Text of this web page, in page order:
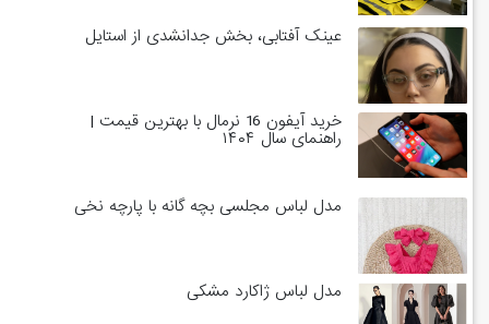
عینک آفتابی، بخش جدانشدی از استایل
خرید آیفون 16 نرمال با بهترین قیمت |
راهنمای سال ۱۴۰۴
مدل لباس مجلسی بچه گانه با پارچه نخی
مدل لباس ژاکارد مشکی